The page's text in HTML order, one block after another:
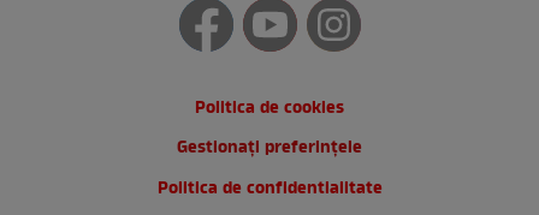
Politica de cookies
Gestionați preferințele
Politica de confidentialitate